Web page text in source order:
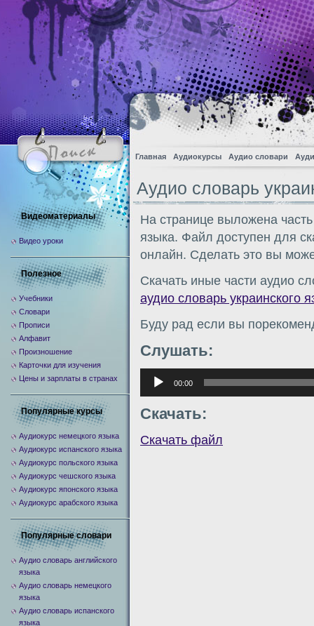
Главная Аудиокурсы Аудио словари
Аудио словарь
На странице выложена
языка. Файл доступен для
онлайн. Сделать это вы
Скачать иные части аудио
аудио словарь украинского
Буду рад если вы
Слушать:
Аудиоплеер
00:00
Скачать:
Скачать файл
Видеоматериалы
Видео уроки
Полезное
Учебники
Словари
Прописи
Алфавит
Произношение
Карточки для изучения
Цены и зарплаты в странах
Популярные курсы
Аудиокурс немецкого языка
Аудиокурс испанского языка
Аудиокурс польского языка
Аудиокурс чешского языка
Аудиокурс японского языка
Аудиокурс арабского языка
Популярные словари
Аудио словарь английского
языка
Аудио словарь немецкого
языка
Аудио словарь испанского
языка